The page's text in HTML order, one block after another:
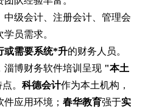
中级会计、注册会计、管理会
员需求。
或需要系统*升的财务人员。
淄博财务软件培训呈现 "本土
。 科德会计作为本土机构，
应用环境； 春华教育强于实